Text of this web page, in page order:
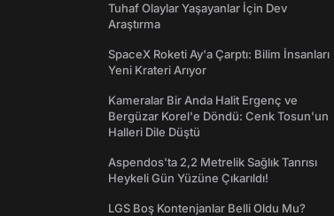
Tuhaf Olaylar Yaşayanlar İçin Dev
Araştırma
SpaceX Roketi Ay'a Çarptı: Bilim İnsanları
Yeni Krateri Arıyor
Kameralar Bir Anda Halit Ergenç ve
Bergüzar Korel'e Döndü: Cenk Tosun'un
Halleri Dile Düştü
Aspendos'ta 2,2 Metrelik Sağlık Tanrısı
Heykeli Gün Yüzüne Çıkarıldı!
LGS Boş Kontenjanlar Belli Oldu Mu?